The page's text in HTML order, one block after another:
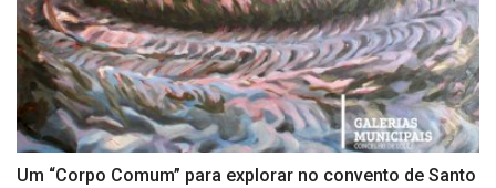
Um “Corpo Comum” para explorar no convento de Santo